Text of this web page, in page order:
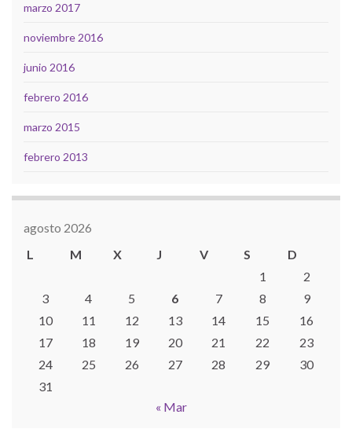
marzo 2017
noviembre 2016
junio 2016
febrero 2016
marzo 2015
febrero 2013
agosto 2026
L
M X J V S
D
1
2
3
4 5 6 7 8
9
10
11 12 13 14 15
16
17
18 19 20 21 22
23
24
25 26 27 28 29
30
31
« Mar